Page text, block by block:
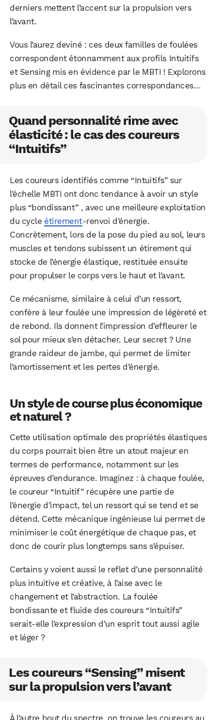
derniers mettent l’accent sur la propulsion vers
l’avant.
Vous l’aurez deviné : ces deux familles de foulées
correspondent étonnamment aux profils Intuitifs
et Sensing mis en évidence par le MBTI ! Explorons
plus en détail ces fascinantes correspondances…
Quand personnalité rime avec
élasticité : le cas des coureurs
“Intuitifs”
Les coureurs identifiés comme “Intuitifs” sur
l’échelle MBTI ont donc tendance à avoir un style
plus “bondissant” , avec une meilleure exploitation
du cycle étirement-renvoi d’énergie.
Concrètement, lors de la pose du pied au sol, leurs
muscles et tendons subissent un étirement qui
stocke de l’énergie élastique, restituée ensuite
pour propulser le corps vers le haut et l’avant.
Ce mécanisme, similaire à celui d’un ressort,
confère à leur foulée une impression de légèreté et
de rebond. Ils donnent l’impression d’effleurer le
sol pour mieux s’en détacher. Leur secret ? Une
grande raideur de jambe, qui permet de limiter
l’amortissement et les pertes d’énergie.
Un style de course plus économique
et naturel ?
Cette utilisation optimale des propriétés élastiques
du corps pourrait bien être un atout majeur en
termes de performance, notamment sur les
épreuves d’endurance. Imaginez : à chaque foulée,
le coureur “Intuitif” récupère une partie de
l’énergie d’impact, tel un ressort qui se tend et se
détend. Cette mécanique ingénieuse lui permet de
minimiser le coût énergétique de chaque pas, et
donc de courir plus longtemps sans s’épuiser.
Certains y voient aussi le reflet d’une personnalité
plus intuitive et créative, à l’aise avec le
changement et l’abstraction. La foulée
bondissante et fluide des coureurs “Intuitifs”
serait-elle l’expression d’un esprit tout aussi agile
et léger ?
Les coureurs “Sensing” misent
sur la propulsion vers l’avant